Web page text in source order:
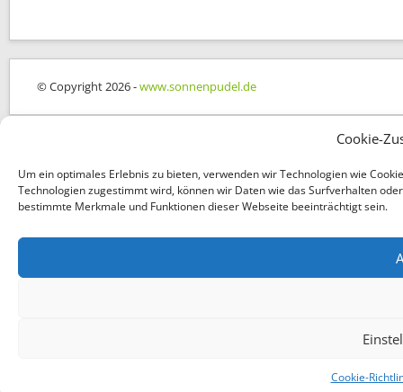
Cookie-
Um ein optimales Erlebnis zu bieten, verwenden wir Technologien wie
Technologien zugestimmt wird, können wir Daten wie das Surfverhalten
bestimmte Merkmale und Funktionen dieser Webseite beeinträchtigt sein.
Cookie-
© Copyright 2026 -www.sonnenpudel.de